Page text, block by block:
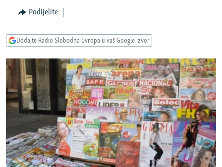
Pređite
pretragu
VIZUELNO
FOTOGALERIJE
INFOGRAFIKE
PODCASTI
RAT U UKRAJINI
KINA NA BALKANU
RSE PRIČE IZ SVIJETA
ISPRIČAJ MI
DNEVNO@RSE
SPECIJALI RSE
VIŠE OD NASLOVA
PRATITE NAS
Podijelite
Dodajte Radio Slobodna Evropa u vaš Google izvor